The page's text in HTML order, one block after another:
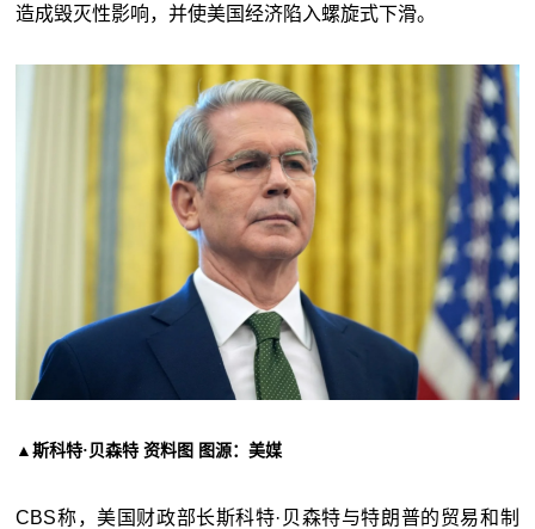
造成毁灭性影响，并使美国经济陷入螺旋式下滑。
▲斯科特·贝森特 资料图 图源：美媒
CBS称，美国财政部长斯科特·贝森特与特朗普的贸易和制